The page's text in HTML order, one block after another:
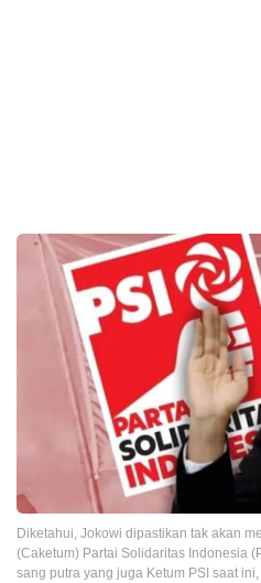
‎Diketahui, Jokowi dipastikan tak akan
(Caketum) Partai Solidaritas Indonesia
sang putra yang juga Ketum PSI saat